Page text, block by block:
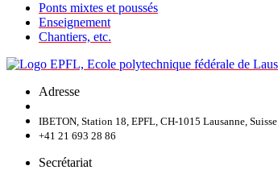
Ponts mixtes et poussés
Enseignement
Chantiers, etc.
Adresse
IBETON, Station 18, EPFL, CH-1015 Lausanne, Suisse
+41 21 693 28 86
Secrétariat